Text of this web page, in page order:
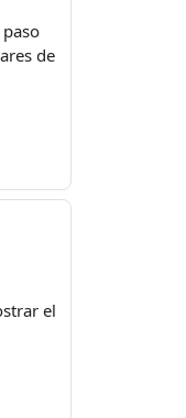
de
el